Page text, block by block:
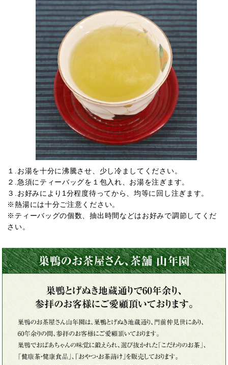
１.お湯を十分に沸騰させ、少し冷ましてください。
２.急須にティーバッグを１包入れ、お湯を注ぎます。
３.お好みにより1分程度待ってから、均等に回し注ぎます。
※熱湯には十分ご注意ください。
※ティーバッグの個数、抽出時間などはお好みで調節してくだ
さい。